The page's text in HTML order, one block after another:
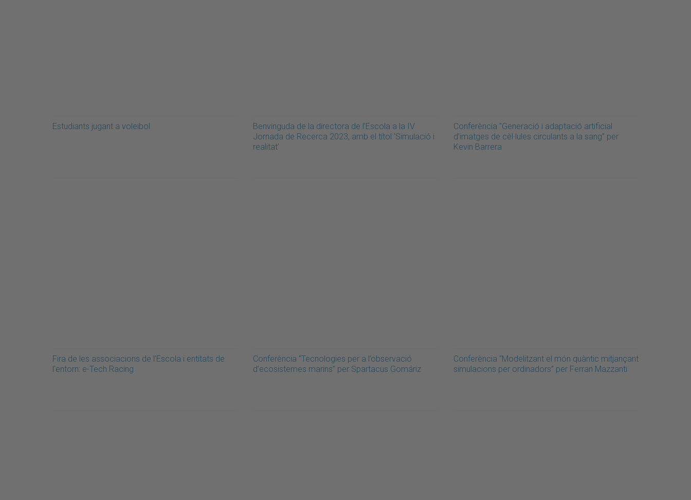
Estudiants jugant a voleibol
Benvinguda de la directora de l’Escola a la IV
Jornada de Recerca 2023, amb el títol ‘Simulació i
realitat’
Conferència "Generació i adaptació artificial
d'imatges de cèl·lules circulants a la sang” per
Kevin Barrera
Fira de les associacions de l'Escola i entitats de
l'entorn: e-Tech Racing
Conferència “Tecnologies per a l’observació
d’ecosistemes marins” per Spartacus Gomáriz
Conferència “Modelitzant el món quàntic mitjançant
simulacions per ordinadors” per Ferran Mazzanti